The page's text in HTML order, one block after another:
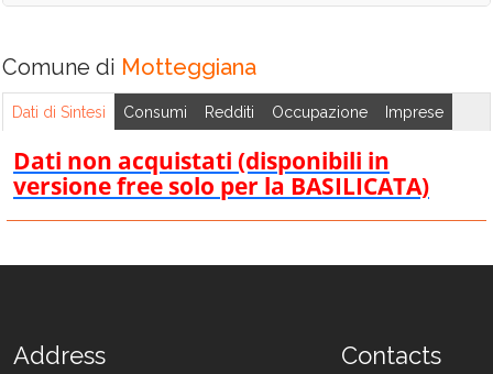
Comune di Motteggiana
Dati di Sintesi Consumi Redditi Occupazione Imprese
Dati non acquistati (disponibili in
versione free solo per la BASILICATA)
Address Contacts